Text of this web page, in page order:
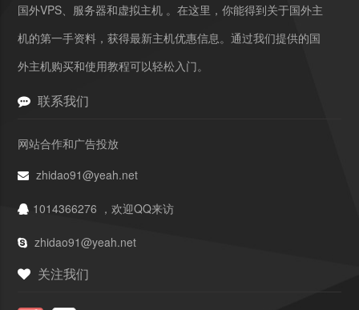
国外VPS、服务器和虚拟主机 。在这里，你能得到关于国外主
机的第一手资料，获得最新主机优惠信息。通过我们提供的国
外主机购买和使用教程可以轻松入门。
联系我们
网站合作和广告投放
zhidao91@yeah.net
1014366276 ，欢迎QQ来访
zhidao91@yeah.net
关注我们